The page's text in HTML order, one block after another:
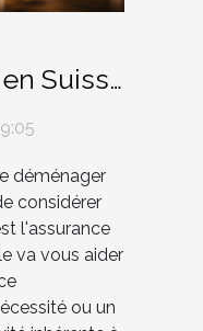
Suisse
un
déménager
considérer
l'assurance
va vous aider
ou un